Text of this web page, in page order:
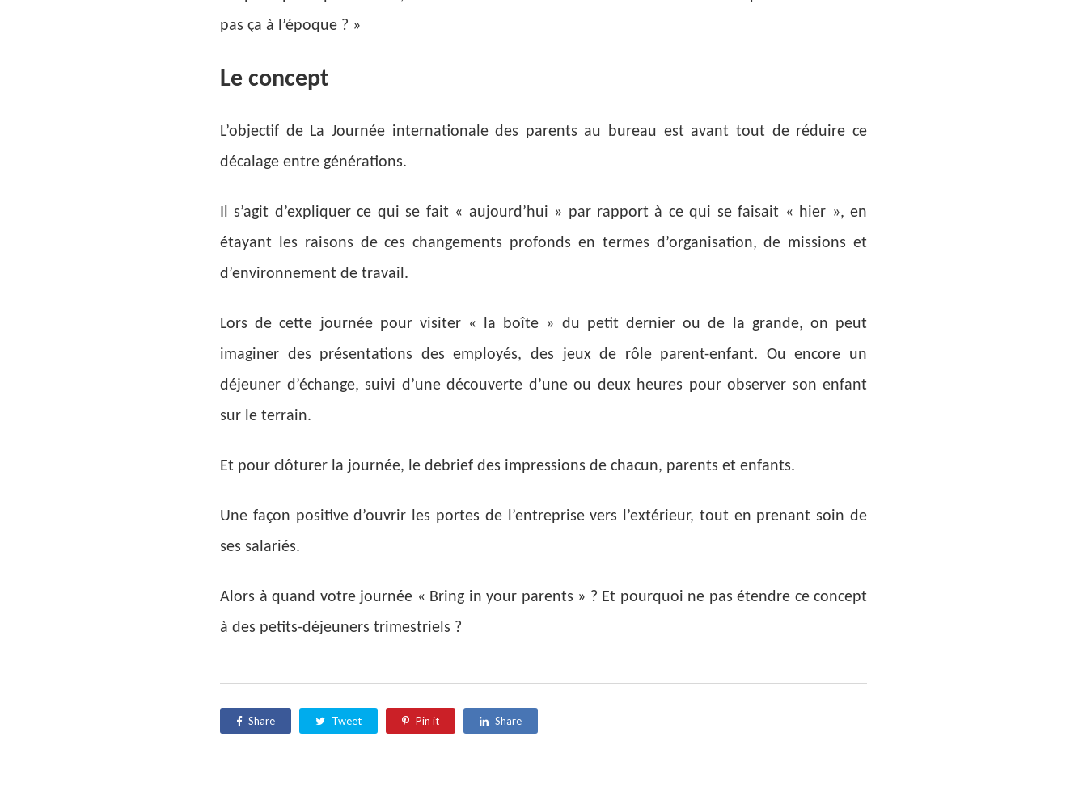
pas ça à l’époque ? »
Le concept
L’objectif de La Journée internationale des parents au bureau est avant tout de réduire ce
décalage entre générations.
Il s’agit d’expliquer ce qui se fait « aujourd’hui » par rapport à ce qui se faisait « hier », en
étayant les raisons de ces changements profonds en termes d’organisation, de missions et
d’environnement de travail.
Lors de cette journée pour visiter « la boîte » du petit dernier ou de la grande, on peut
imaginer des présentations des employés, des jeux de rôle parent-enfant. Ou encore un
déjeuner d’échange, suivi d’une découverte d’une ou deux heures pour observer son enfant
sur le terrain.
Et pour clôturer la journée, le debrief des impressions de chacun, parents et enfants.
Une façon positive d’ouvrir les portes de l’entreprise vers l’extérieur, tout en prenant soin de
ses salariés.
Alors à quand votre journée « Bring in your parents » ? Et pourquoi ne pas étendre ce concept
à des petits-déjeuners trimestriels ?
Share Tweet Pin it Share